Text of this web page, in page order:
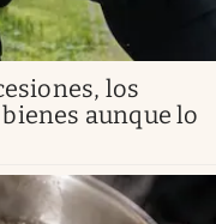
los
aunque lo